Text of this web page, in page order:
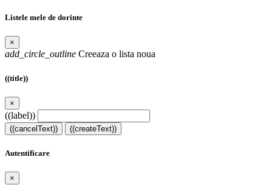
Listele mele de dorinte
×
add_circle_outline Creeaza o lista noua
((title))
×
((label))
((cancelText)) ((createText))
Autentificare
×